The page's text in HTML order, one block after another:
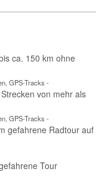
ca. 150 km ohne
GPS-Tracks -
von mehr als
GPS-Tracks -
gefahrene Radtour auf
Tour